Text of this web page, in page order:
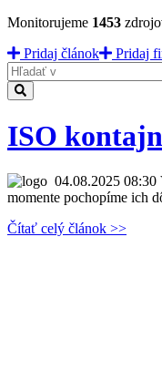
Monitorujeme 1453
Pridaj článok
Pridaj
Hladať
ISO
04.08.2025 08:30
momente pochopíme ich
Čítať celý článok >>